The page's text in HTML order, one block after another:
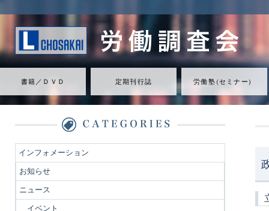
書籍／ＤＶＤ 定期刊行誌 労働塾（セミナ ー ）
インフォメーション
お知らせ
ニュース
イベント